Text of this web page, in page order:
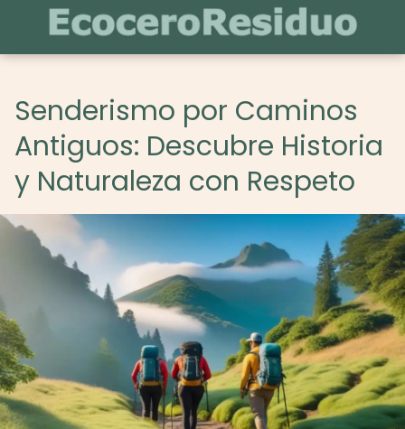
Senderismo por Caminos
Antiguos: Descubre Historia
y Naturaleza con Respeto